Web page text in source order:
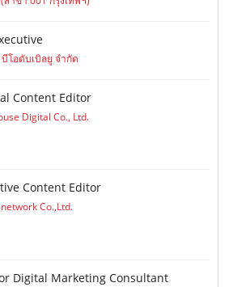
โอดับเบิลยู จำกัด
Content Editor
Digital Co., Ltd.
Content Editor
Co.,Ltd.
Digital Marketing Consultant